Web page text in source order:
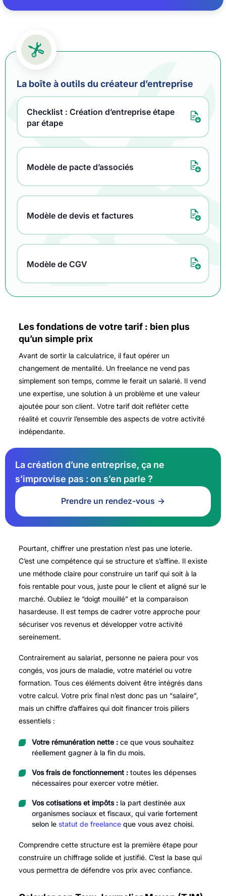
La boîte à outils du créateur d’entreprise
Checklist : Création d’entreprise étape
par étape
Modèle de pacte d’associés
Modèle de devis et factures
Modèle de CGV
Les fondations de votre tarif : bien plus
qu’un simple prix
Avant de sortir la calculatrice, il faut opérer un
changement de mentalité. Un freelance ne vend pas
simplement son temps, comme le ferait un salarié. Il vend
une expertise, une solution à un problème et une valeur
ajoutée pour son client. Votre tarif doit refléter cette
réalité et couvrir l’ensemble des aspects de votre activité
indépendante.
La création d’une entreprise, ça ne
s’improvise pas : on s’en parle ?
Prendre un rendez-vous
Pourtant, chiffrer une prestation n’est pas une loterie.
C’est une compétence qui se structure et s’affine. Il existe
une méthode claire pour construire un tarif qui soit à la
fois rentable pour vous, juste pour le client et aligné sur le
marché. Oubliez le “doigt mouillé” et la comparaison
hasardeuse. Il est temps de cadrer votre approche pour
sécuriser vos revenus et développer votre activité
sereinement.
Contrairement au salariat, personne ne paiera pour vos
congés, vos jours de maladie, votre matériel ou votre
formation. Tous ces éléments doivent être intégrés dans
votre calcul. Votre prix final n’est donc pas un “salaire”,
mais un chiffre d’affaires qui doit financer trois piliers
essentiels :
Votre rémunération nette :ce que vous souhaitez
réellement gagner à la fin du mois.
Vos frais de fonctionnement :toutes les dépenses
nécessaires pour exercer votre métier.
Vos cotisations et impôts :la part destinée aux
organismes sociaux et fiscaux, qui varie fortement
selon le statut de freelanceque vous avez choisi.
Comprendre cette structure est la première étape pour
construire un chiffrage solide et justifié. C’est la base qui
vous permettra de défendre vos prix avec confiance.